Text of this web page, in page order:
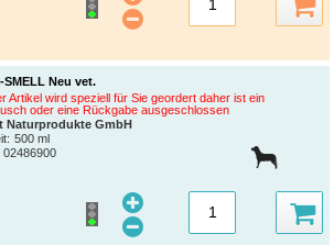
SMELL Neu vet.
Artikel wird speziell für Sie geordert daher ist ein
oder eine Rückgabe ausgeschlossen
Naturprodukte GmbH
500 ml
02486900